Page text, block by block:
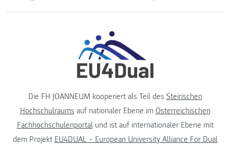
Die FH JOANNEUM kooperiert als Teil des Steirischen
Hochschulraums auf nationaler Ebene im Österreichischen
Fachhochschulenportalund ist auf internationaler Ebene mit
dem Projekt EU4DUAL – European University Alliance For Dual